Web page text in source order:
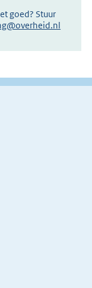
goed? Stuur